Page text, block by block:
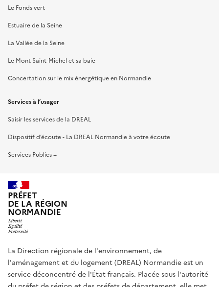
Le Fonds vert
Estuaire de la Seine
La Vallée de la Seine
Le Mont Saint-Michel et sa baie
Concertation sur le mix énergétique en Normandie
Services à l’usager
Saisir les services de la DREAL
Dispositif d’écoute - La DREAL Normandie à votre écoute
Services Publics +
PRÉFET
DE LA RÉGION
NORMANDIE
La Direction régionale de l'environnement, de
l'aménagement et du logement (DREAL) Normandie est un
service déconcentré de l'État français. Placée sous l'autorité